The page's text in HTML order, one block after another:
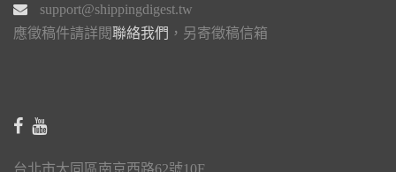
support@shippingdigest.tw
應徵稿件請詳閱聯絡我們 ，另寄徵稿信箱
台北市大同區南京西路62號10F